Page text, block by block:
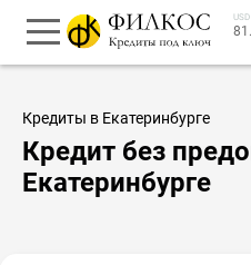
USD
Кредиты в Екатеринбурге
Кредит без
Екатеринбурге